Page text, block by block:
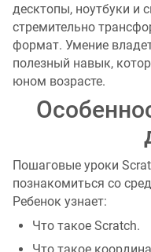
десктопы, ноутбуки и
стремительно
формат. Умение
полезный навык,
юном возрасте.
Пошаговые уроки
познакомиться со
Ребенок узнает:
Что такое Scratch.